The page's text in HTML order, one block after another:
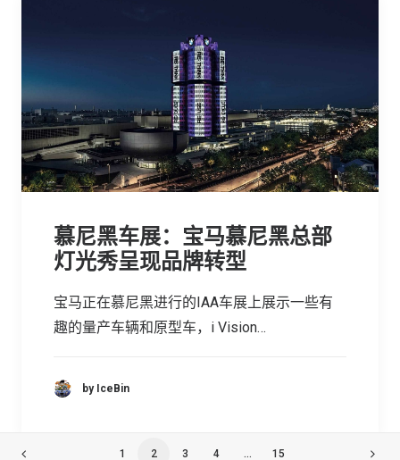
慕尼黑车展：宝马慕尼黑总部
灯光秀呈现品牌转型
宝马正在慕尼黑进行的IAA车展上展示一些有
趣的量产车辆和原型车，i Vision…
by IceBin
1 2 3 4 … 15